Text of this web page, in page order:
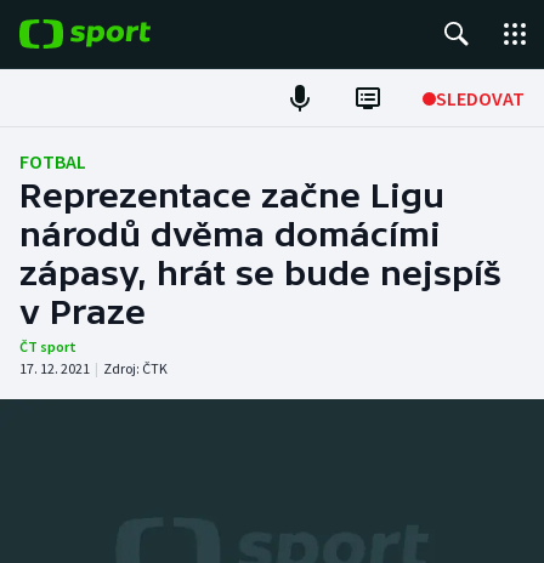
SLEDOVAT
Fotbal
Hokej
Tenis
Atletika
FOTBAL
Reprezentace začne Ligu
národů dvěma domácími
zápasy, hrát se bude nejspíš
v Praze
ČT sport
17. 12. 2021 | Zdroj: ČTK